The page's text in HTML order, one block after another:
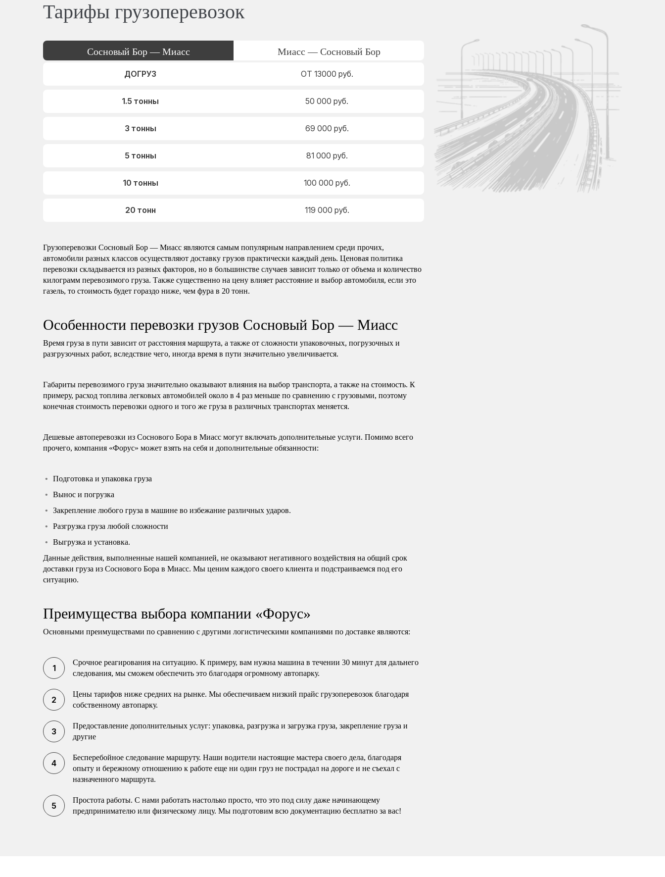
Тарифы грузоперевозок
Сосновый Бор — Миасс Миасс — Сосновый Бор
ДОГРУЗ ОТ 13000 руб.
1.5 тонны 50 000 руб.
3 тонны 69 000 руб.
5 тонны 81 000 руб.
10 тонны 100 000 руб.
20 тонн 119 000 руб.
Грузоперевозки Сосновый Бор — Миасс являются самым популярным направлением среди прочих,
автомобили разных классов осуществляют доставку грузов практически каждый день. Ценовая политика
перевозки складывается из разных факторов, но в большинстве случаев зависит только от объема и количество
килограмм перевозимого груза. Также существенно на цену влияет расстояние и выбор автомобиля, если это
газель, то стоимость будет гораздо ниже, чем фура в 20 тонн.
Особенности перевозки грузов Сосновый Бор — Миасс
Время груза в пути зависит от расстояния маршрута, а также от сложности упаковочных, погрузочных и
разгрузочных работ, вследствие чего, иногда время в пути значительно увеличивается.
Габариты перевозимого груза значительно оказывают влияния на выбор транспорта, а также на стоимость. К
примеру, расход топлива легковых автомобилей около в 4 раз меньше по сравнению с грузовыми, поэтому
конечная стоимость перевозки одного и того же груза в различных транспортах меняется.
Дешевые автоперевозки из Соснового Бора в Миасс могут включать дополнительные услуги. Помимо всего
прочего, компания «Форус» может взять на себя и дополнительные обязанности:
Подготовка и упаковка груза
Вынос и погрузка
Закрепление любого груза в машине во избежание различных ударов.
Разгрузка груза любой сложности
Выгрузка и установка.
Данные действия, выполненные нашей компанией, не оказывают негативного воздействия на общий срок
доставки груза из Соснового Бора в Миасс. Мы ценим каждого своего клиента и подстраиваемся под его
ситуацию.
Преимущества выбора компании «Форус»
Основными преимуществами по сравнению с другими логистическими компаниями по доставке являются:
Срочное реагирования на ситуацию. К примеру, вам нужна машина в течении 30 минут для дальнего
следования, мы сможем обеспечить это благодаря огромному автопарку.
Цены тарифов ниже средних на рынке. Мы обеспечиваем низкий прайс грузоперевозок благодаря
собственному автопарку.
Предоставление дополнительных услуг: упаковка, разгрузка и загрузка груза, закрепление груза и
другие
Бесперебойное следование маршруту. Наши водители настоящие мастера своего дела, благодаря
опыту и бережному отношению к работе еще ни один груз не пострадал на дороге и не съехал с
назначенного маршрута.
Простота работы. С нами работать настолько просто, что это под силу даже начинающему
предпринимателю или физическому лицу. Мы подготовим всю документацию бесплатно за вас!